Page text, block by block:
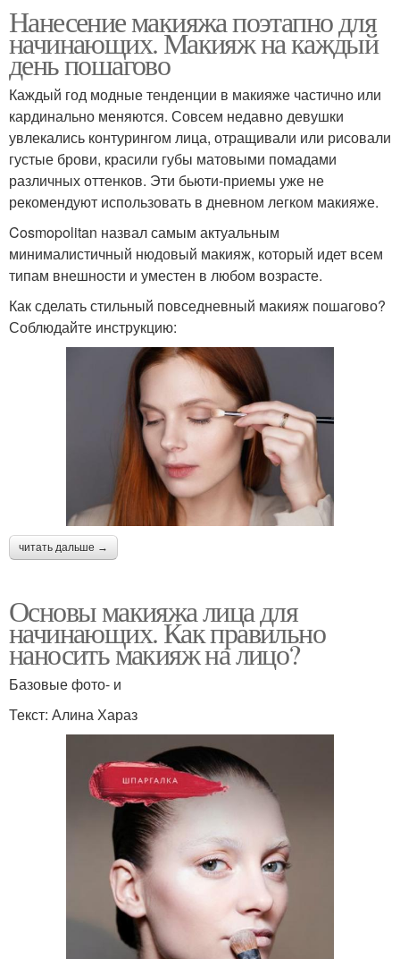
Нанесение макияжа поэтапно для
начинающих. Макияж на каждый
день пошагово
Каждый год модные тенденции в макияже частично или
кардинально меняются. Совсем недавно девушки
увлекались контурингом лица, отращивали или рисовали
густые брови, красили губы матовыми помадами
различных оттенков. Эти бьюти-приемы уже не
рекомендуют использовать в дневном легком макияже.
Cosmopolitan назвал самым актуальным
минималистичный нюдовый макияж, который идет всем
типам внешности и уместен в любом возрасте.
Как сделать стильный повседневный макияж пошагово?
Соблюдайте инструкцию:
читать дальше →
Основы макияжа лица для
начинающих. Как правильно
наносить макияж на лицо?
Базовые фото- и
Текст: Алина Хараз